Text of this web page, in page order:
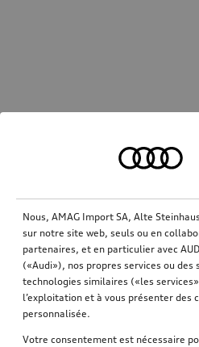
Nous, AMAG Import SA, Alte
sur notre site web, seuls ou en
partenaires, et en particulier avec
(«Audi»), nos propres services ou
technologies similaires («les
l’exploitation et à vous présenter
personnalisée.
Votre consentement est nécessaire